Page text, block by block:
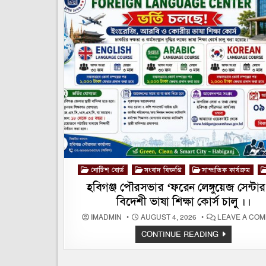
Postedনোটিশ বোর্ড সংবাদ বিজ্ঞপ্তি সাম্প্রতিক কার্যক্রম
হবিগঞ্জ পৌরসভার ‘ফরেন লেঙ্গুয়েজ
বিদেশী ভাষা শিক্ষা কোর্স চালু ।।
IMADMIN AUGUST 4, 2026 LEAVE A
CONTINUE READINGহবিগঞ্জ
পৌরসভার
‘ফরেন